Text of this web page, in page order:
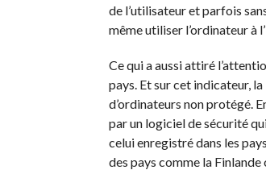
de l’utilisateur et parfois
même utiliser l’ordinateur à
Ce qui a aussi attiré
pays. Et sur cet indicateur,
d’ordinateurs non protégé.
par un logiciel de sécurité
celui enregistré dans les
des pays comme la